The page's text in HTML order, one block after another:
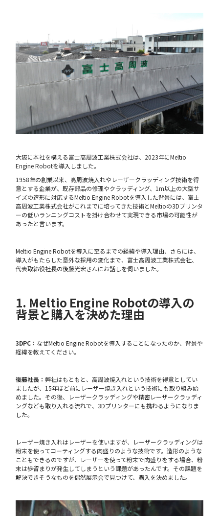
大阪に本社を構える富士高周波工業株式会社は、2023年にMeltio
Engine Robotを導入しました。
1958年の創業以来、高周波焼入れやレーザークラッディング技術を得
意とする企業が、既存部品の修理やクラッディング、1m以上の大型サ
イズの造形に対応するMeltio Engine Robotを導入した背景には、富士
高周波工業株式会社がこれまでに培ってきた技術とMeltioの3Dプリンタ
ーの低いランニングコストを掛け合わせて実現できる市場の可能性が
あったと言います。
Meltio Engine Robotを導入に至るまでの経緯や導入理由、さらには、
導入がもたらした意外な採用の変化まで、富士高周波工業株式会社、
代表取締役社長の後藤光宏さんにお話しを伺いました。
1. Meltio Engine Robotの導入の
背景と購入を決めた理由
3DPC： なぜMeltio Engine Robotを導入することになったのか、背景や
経緯を教えてください。
後藤社長：弊社はもともと、高周波焼入れという技術を得意としてい
ましたが、15年ほど前にレーザー焼き入れという技術にも取り組み始
めました。その後、レーザークラッディングや精密レーザークラッディ
ングなども取り入れる流れで、3Dプリンターにも携わるようになりま
した。
レーザー焼き入れはレーザーを使いますが、レーザークラッディングは
粉末を使ってコーティングする肉盛りのような技術です。造形のような
こともできるのですが、レーザーを使って粉末で肉盛りをする場合、粉
末は歩留まりが発生してしまうという課題があったんです。その課題を
解決できそうなものを偶然展示会で見つけて、購入を決めました。